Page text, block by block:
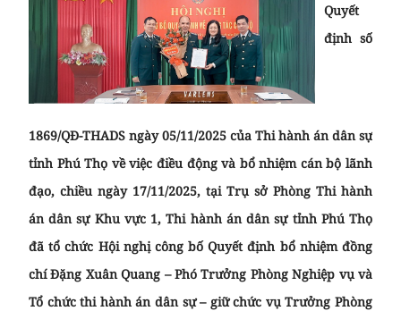
Quyết
định số
1869/QĐ-THADS ngày 05/11/2025 của Thi hành án dân sự
tỉnh Phú Thọ về việc điều động và bổ nhiệm cán bộ lãnh
đạo, chiều ngày 17/11/2025, tại Trụ sở Phòng Thi hành
án dân sự Khu vực 1, Thi hành án dân sự tỉnh Phú Thọ
đã tổ chức Hội nghị công bố Quyết định bổ nhiệm đồng
chí Đặng Xuân Quang – Phó Trưởng Phòng Nghiệp vụ và
Tổ chức thi hành án dân sự – giữ chức vụ Trưởng Phòng